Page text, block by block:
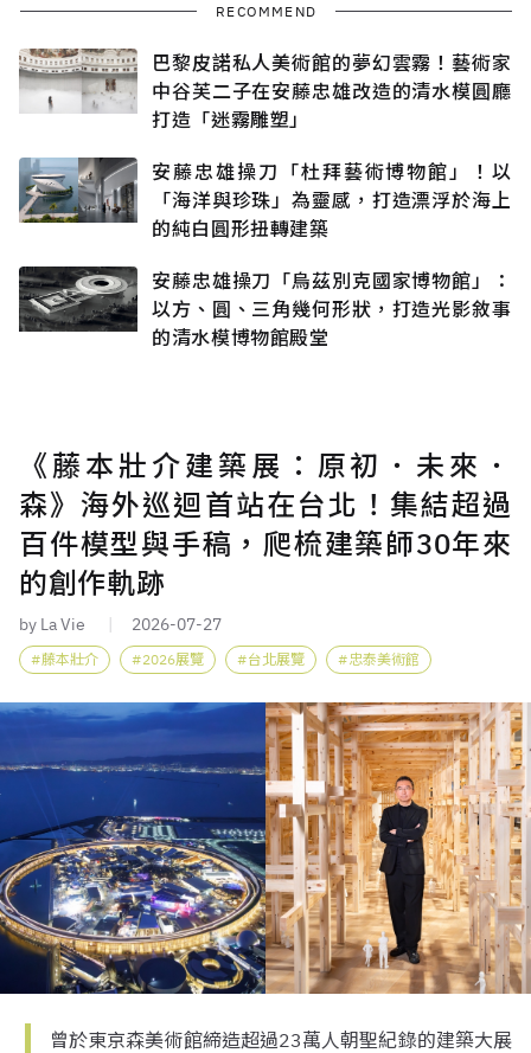
RECOMMEND
巴黎皮諾私人美術館的夢幻雲霧！藝術家
中谷芙二子在安藤忠雄改造的清水模圓廳
打造「迷霧雕塑」
安藤忠雄操刀「杜拜藝術博物館」！以
「海洋與珍珠」為靈感，打造漂浮於海上
的純白圓形扭轉建築
安藤忠雄操刀「烏茲別克國家博物館」：
以方、圓、三角幾何形狀，打造光影敘事
的清水模博物館殿堂
《藤本壯介建築展：原初．未來．
森》海外巡迴首站在台北！集結超過
百件模型與手稿，爬梳建築師30年來
的創作軌跡
by La Vie 2026-07-27
藤本壯介 2026展覽 台北展覽 忠泰美術館
曾於東京森美術館締造超過23萬人朝聖紀錄的建築大展